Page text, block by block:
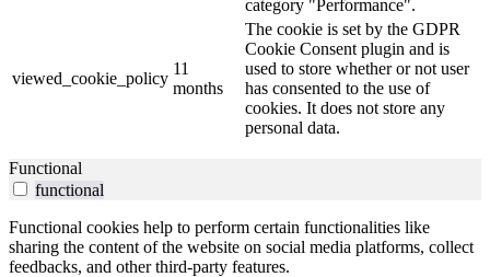
category "Performance".
viewed_cookie_policy
11
months
The cookie is set by the GDPR
Cookie Consent plugin and is
used to store whether or not user
has consented to the use of
cookies. It does not store any
personal data.
Functional
functional
Functional cookies help to perform certain functionalities like
sharing the content of the website on social media platforms, collect
feedbacks, and other third-party features.